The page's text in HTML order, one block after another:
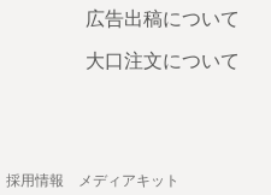
広告出稿について
大口注文について
採用情報 メディアキット